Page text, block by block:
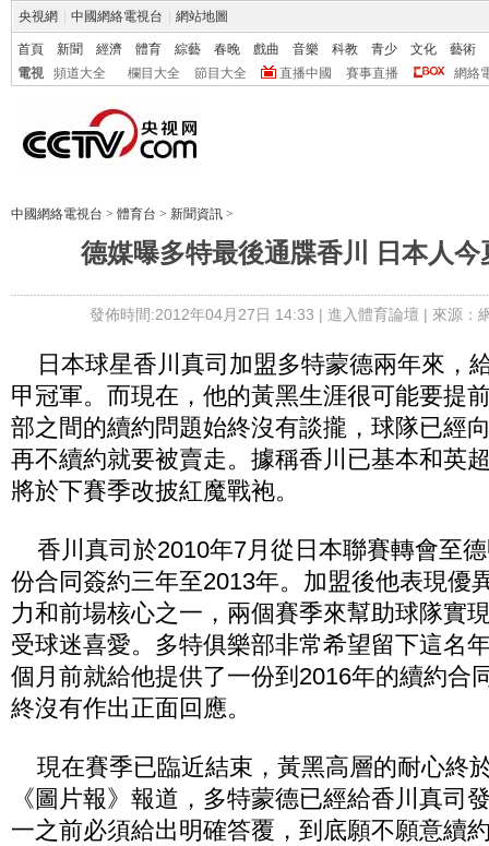
央視網 中國網絡電視台 網站地圖
首頁 新聞 經濟 體育 綜藝 春晚 戲曲 音樂 科教 青少 文化
藝術
電視
頻道大全 欄目大全 節目大全 直播中國 賽事直播 網絡
中國網絡電視台 > 體育台 > 新聞資訊 >
德媒曝多特最後通牒香川 日本人今
發佈時間:2012年04月27日 14:33 | 進入體育論壇 | 來源：
日本球星香川真司加盟多特蒙德兩年來，
甲冠軍。而現在，他的黃黑生涯很可能要提
部之間的續約問題始終沒有談攏，球隊已經
再不續約就要被賣走。據稱香川已基本和英
將於下賽季改披紅魔戰袍。
香川真司於2010年7月從日本聯賽轉會至
份合同簽約三年至2013年。加盟後他表現優
力和前場核心之一，兩個賽季來幫助球隊實
受球迷喜愛。多特俱樂部非常希望留下這名
個月前就給他提供了一份到2016年的續約合
終沒有作出正面回應。
現在賽季已臨近結束，黃黑高層的耐心終
《圖片報》報道，多特蒙德已經給香川真司
一之前必須給出明確答覆，到底願不願意續